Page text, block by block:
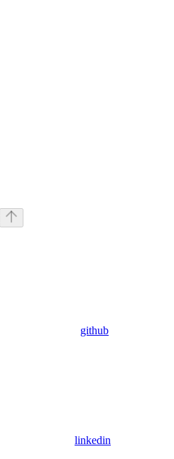
github
linkedin